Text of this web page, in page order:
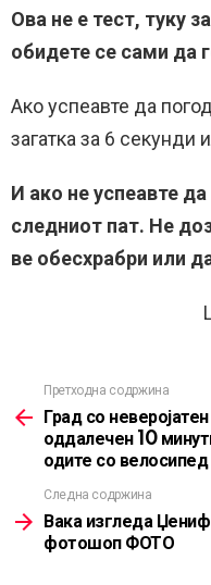
Ова не е тест, туку
обидете се сами да
Ако успеавте да
загатка за 6 секунди
И ако не успеавте
следниот пат. Не
ве обесхрабри или
more
Претходна содржина
Град со
оддалечен 10
одите со велосипед
Следна содржина
Вака изгледа
фотошоп ФОТО